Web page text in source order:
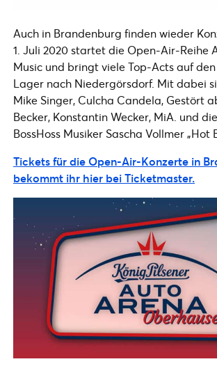
Auch in Brandenburg finden wieder
1. Juli 2020 startet die Open-Air-Reihe
Music und bringt viele Top-Acts auf
Lager nach Niedergörsdorf. Mit dabei
Mike Singer, Culcha Candela, Gestört
Becker, Konstantin Wecker, MiA. und
BossHoss Musiker Sascha Vollmer „Hot
Tickets für die Open-Air-Konzerte in
bekommt ihr hier bei Ticketmaster.